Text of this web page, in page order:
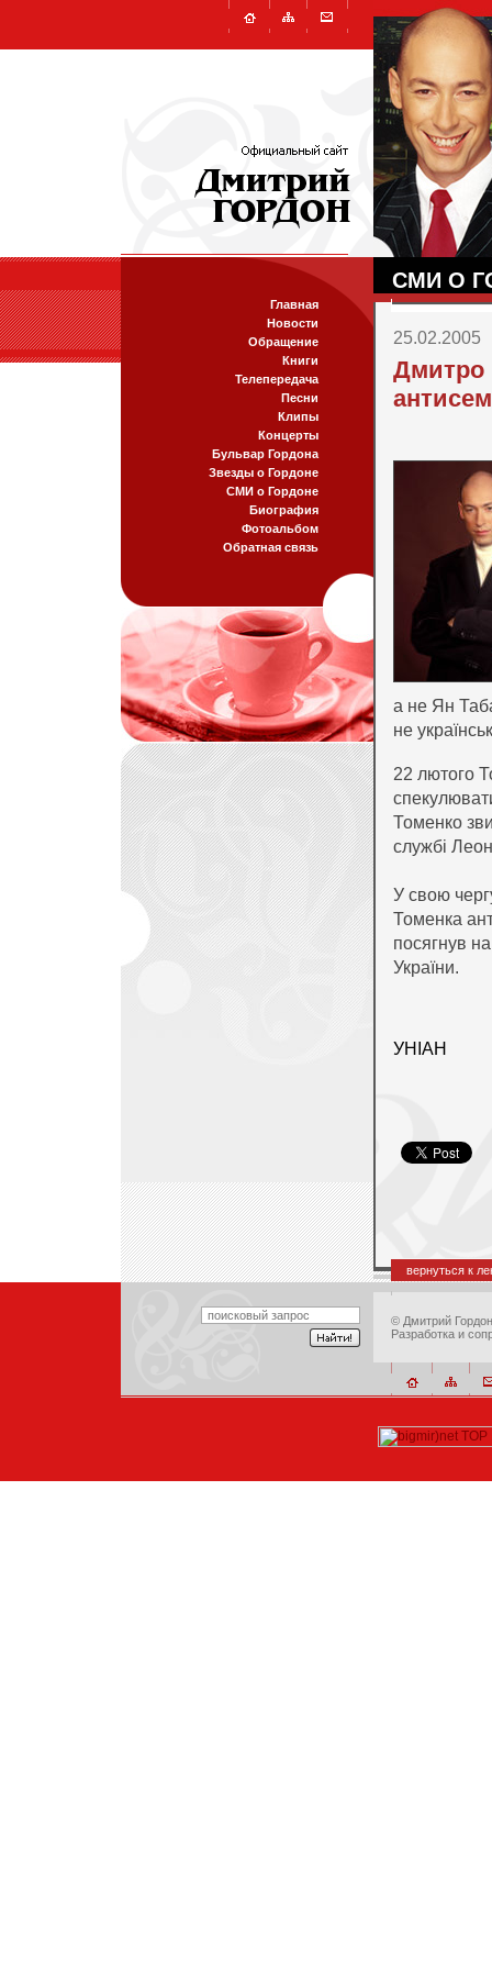
Главная
Новости
Обращение
Книги
Телепередача
Песни
Клипы
Концерты
Бульвар Гордона
Звезды о Гордоне
СМИ о Гордоне
Биография
Фотоальбом
Обратная связь
СМИ О
25.02.2005
Дмитро
а не Ян
не
22 лютого
Томенко
службі
У свою
Томенка
посягнув
України.
УНІАН
вернуться к
© Дмитрий Гордон
Разработка и